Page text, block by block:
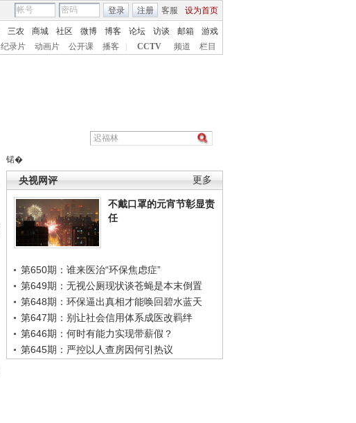
客服 设为首页
登录 注册
三农 商城 社区 微博 博客 论坛 访谈 邮箱
游戏
纪录片 动画片 公开课 播客 CCTV 频道 栏目
锘�
更多
央视网评
不戴口罩的元宵节彰显责
任
第650期：谁来医治“环保焦虑症”
第649期：无视公厕现状谈苍蝇是本末倒置
第648期：环保逼出真相才能唤回碧水蓝天
第647期：别让社会信用体系成医改羁绊
第646期：何时有能力实现带薪假？
第645期：严控以人查房因何引热议